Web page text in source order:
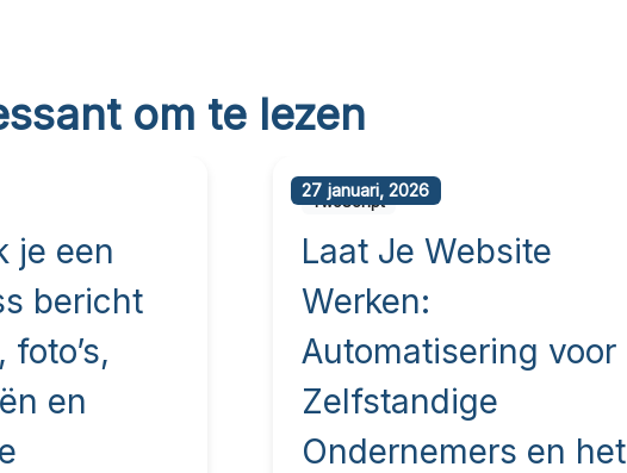
om te lezen
je een
bericht
en
27 januari, 2026
TwoScript
Laat Je Website
Werken:
Automatisering voor
Zelfstandige
Ondernemers en het